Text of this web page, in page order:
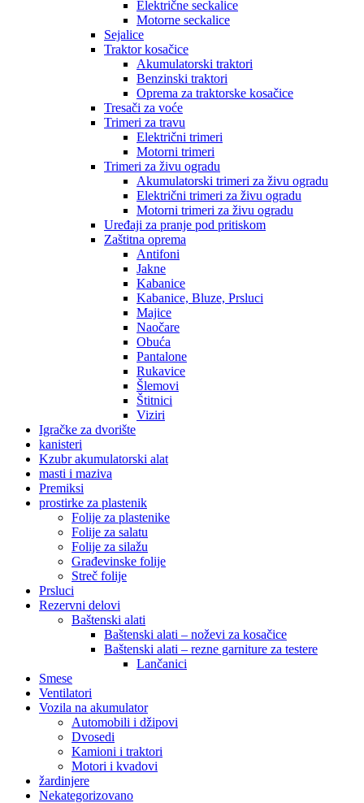
Električne seckalice
Motorne seckalice
Sejalice
Traktor kosačice
Akumulatorski traktori
Benzinski traktori
Oprema za traktorske kosačice
Tresači za voće
Trimeri za travu
Električni trimeri
Motorni trimeri
Trimeri za živu ogradu
Akumulatorski trimeri za živu ogradu
Električni trimeri za živu ogradu
Motorni trimeri za živu ogradu
Uređaji za pranje pod pritiskom
Zaštitna oprema
Antifoni
Jakne
Kabanice
Kabanice, Bluze, Prsluci
Majice
Naočare
Obuća
Pantalone
Rukavice
Šlemovi
Štitnici
Viziri
Igračke za dvorište
kanisteri
Kzubr akumulatorski alat
masti i maziva
Premiksi
prostirke za plastenik
Folije za plastenike
Folije za salatu
Folije za silažu
Građevinske folije
Streč folije
Prsluci
Rezervni delovi
Baštenski alati
Baštenski alati – noževi za kosačice
Baštenski alati – rezne garniture za testere
Lančanici
Smese
Ventilatori
Vozila na akumulator
Automobili i džipovi
Dvosedi
Kamioni i traktori
Motori i kvadovi
žardinjere
Nekategorizovano